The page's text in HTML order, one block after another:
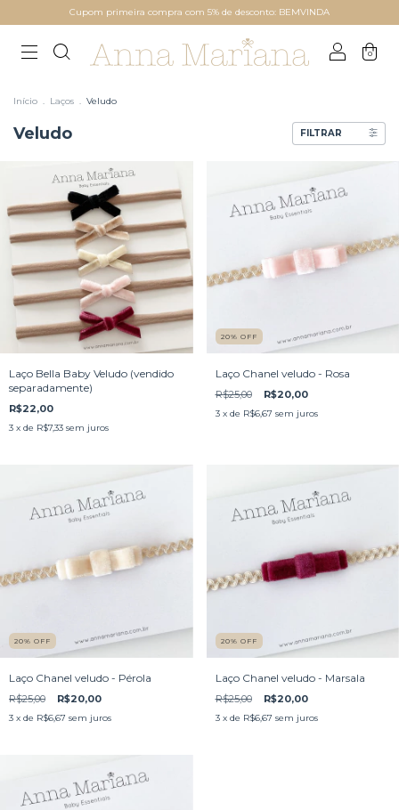
Cupom primeira compra com 5% de desconto: BEMVINDA
0
Início . Laços . Veludo
Veludo FILTRAR
Laço Bella Baby Veludo (vendido
separadamente)
R$22,00
3 x de R$7,33 sem juros
20% OFF
Laço Chanel veludo - Rosa
R$25,00 R$20,00
3 x de R$6,67 sem juros
20% OFF
Laço Chanel veludo - Pérola
R$25,00 R$20,00
3 x de R$6,67 sem juros
20% OFF
Laço Chanel veludo - Marsala
R$25,00 R$20,00
3 x de R$6,67 sem juros